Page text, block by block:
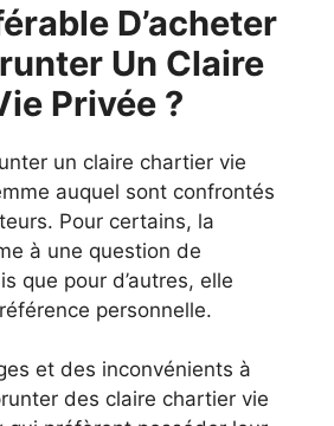
D’acheter
Un Claire
Privée ?
un claire chartier vie
auquel sont confrontés
Pour certains, la
à une question de
que pour d’autres, elle
personnelle.
et des inconvénients à
des claire chartier vie